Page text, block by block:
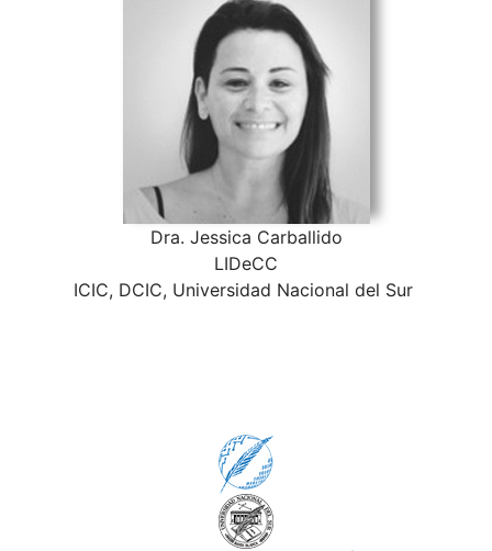
Dra. Jessica Carballido
LIDeCC
ICIC, DCIC, Universidad Nacional del Sur